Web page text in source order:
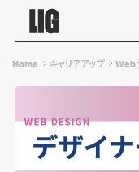
Home キャリアアップ Web